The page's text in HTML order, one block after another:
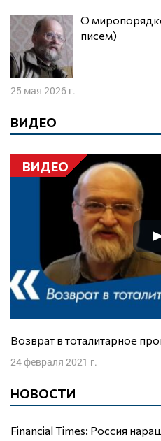
О миропорядке 1945 года (из тюремных
писем)
25 мая 2026 г.
ВИДЕО
ВИДЕО
Возврат в тоталитарное
24 февраля 2021 г.
НОВОСТИ
Financial Times: Россия